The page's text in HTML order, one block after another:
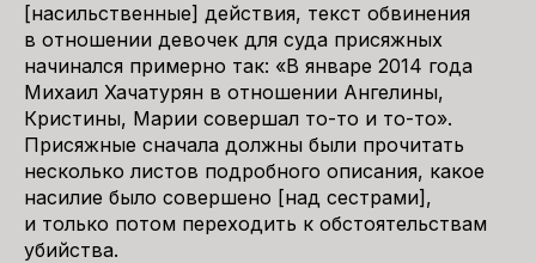
[насильственные] действия, текст обвинения
в отношении девочек для суда присяжных
начинался примерно так: «В январе 2014 года
Михаил Хачатурян в отношении Ангелины,
Кристины, Марии совершал то-то и то-то».
Присяжные сначала должны были прочитать
несколько листов подробного описания, какое
насилие было совершено [над сестрами],
и только потом переходить к обстоятельствам
убийства.